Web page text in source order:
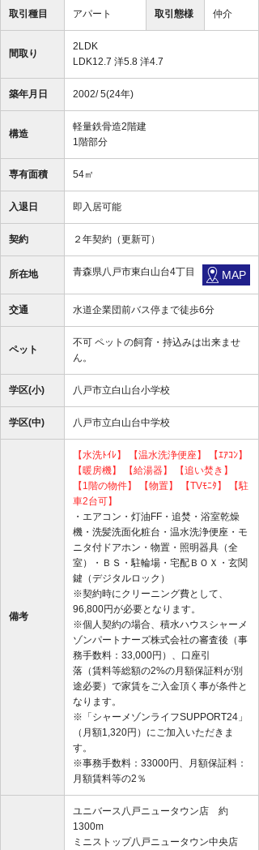
取引種目 アパート 取引態様 仲介
間取り
2LDK
LDK12.7 洋5.8 洋4.7
築年月日 2002/ 5(24年)
構造
軽量鉄骨造2階建
1階部分
専有面積 54㎡
入退日 即入居可能
契約 ２年契約（更新可）
所在地 青森県八戸市東白山台4丁目 MAP
交通 水道企業団前バス停まで徒歩6分
ペット
不可 ペットの飼育・持込みは出来ませ
ん。
学区(小) 八戸市立白山台小学校
学区(中) 八戸市立白山台中学校
備考
【水洗ﾄｲﾚ】 【温水洗浄便座】
【ｴｱｺﾝ】
【暖房機】
【給湯器】
【追い焚き】
【1階の物件】
【物置】 【TVﾓﾆﾀ】
【駐
車2台可】
・エアコン・灯油FF・追焚・浴室乾燥
機・洗髪洗面化粧台・温水洗浄便座・モ
ニタ付ドアホン・物置・照明器具（全
室）・ＢＳ・駐輪場・宅配ＢＯＸ・玄関
鍵（デジタルロック）
※契約時にクリーニング費として、
96,800円が必要となります。
※個人契約の場合、積水ハウスシャーメ
ゾンパートナーズ株式会社の審査後（事
務手数料：33,000円）、口座引
落（賃料等総額の2%の月額保証料が別
途必要）で家賃をご入金頂く事が条件と
なります。
※「シャーメゾンライフSUPPORT24」
（月額1,320円）にご加入いただきま
す。
※事務手数料：33000円、月額保証料：
月額賃料等の2％
ユニバース八戸ニュータウン店 約
1300m
ミニストップ八戸ニュータウン中央店